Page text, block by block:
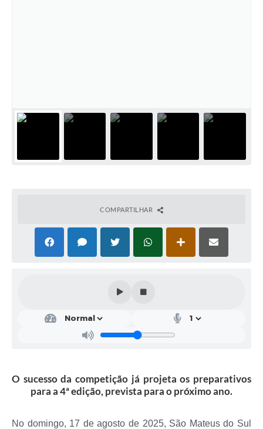
Projeto Nascente Viva
Telefones Prefeitura Municipal
Feriados Municipais
Imprensa
Termos de Fomento
Galeria de Fotos
Audiências Públicas
COMPARTILHAR
O sucesso da competição já projeta os preparativos
para a 4ª edição, prevista para o próximo ano.
No domingo, 17 de agosto de 2025, São Mateus do Sul